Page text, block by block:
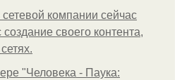
сетевой компании сейчас
своего контента,
"Человека - Паука: